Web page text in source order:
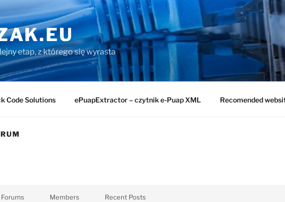
etap, z którego się wyrasta
Code Solutions ePuapExtractor – czytnik e-Puap XML Recomended
Forums Members Recent Posts